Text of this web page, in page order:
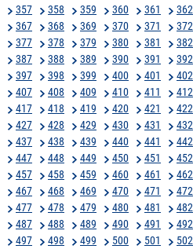
357
358 359 360 361 362
367
368 369 370 371 372
377
378 379 380 381 382
387
388 389 390 391 392
397
398 399 400 401 402
407
408 409 410 411 412
417
418 419 420 421 422
427
428 429 430 431 432
437
438 439 440 441 442
447
448 449 450 451 452
457
458 459 460 461 462
467
468 469 470 471 472
477
478 479 480 481 482
487
488 489 490 491 492
497
498 499 500 501 502